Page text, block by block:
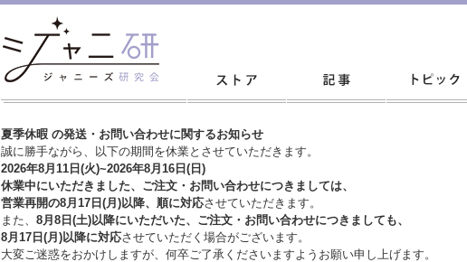
夏季休暇 の発送・お問い合わせに関するお知らせ
誠に勝手ながら、以下の期間を休業とさせていただきます。
2026年8月11日(火)~2026年8月16日(日)
休業中にいただきました、ご注文・お問い合わせにつきましては、
営業再開の8月17日(月)以降、順に対応させていただきます。
また、 8月8日(土)以降にいただいた、ご注文・ お問い合わせにつきましても、
8月17日(月)以降に対応させていただく場合がございます。
大変ご迷惑をおかけしますが、 何卒ご了承くださいますようお願い申し上げます。